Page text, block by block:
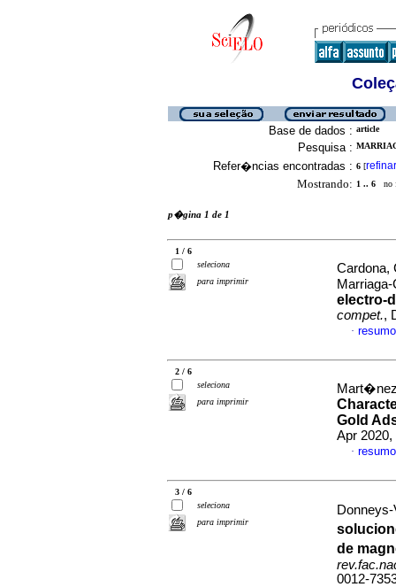
Base de dados : article
Pesquisa :
Refer�ncias encontradas : 6 [refinar
Mostrando: 1 .. 6 no
p�gina 1 de 1
1 / 6
seleciona
para imprimir
Cardona,
electro-
compet.,
·
2 / 6
seleciona
para imprimir
Gold
Apr 2020,
·
3 / 6
seleciona
para imprimir
de
0012-